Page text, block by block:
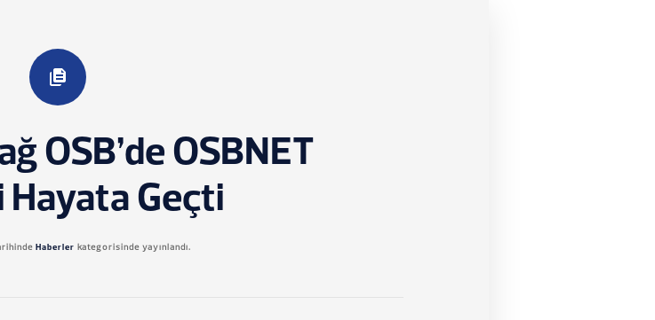
OSB’de OSBNET
Hayata Geçti
Haberler kategorisinde yayınlandı.